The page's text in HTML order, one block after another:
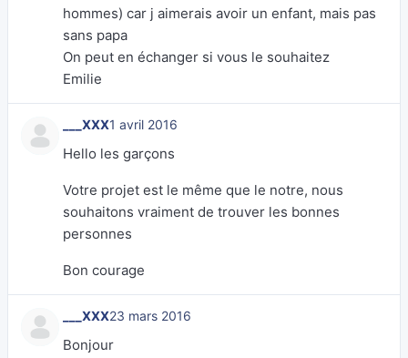
hommes) car j aimerais avoir un enfant, mais pas
sans papa
On peut en échanger si vous le souhaitez
Emilie
___XXX1 avril 2016
Hello les garçons
Votre projet est le même que le notre, nous
souhaitons vraiment de trouver les bonnes
personnes
Bon courage
___XXX23 mars 2016
Bonjour